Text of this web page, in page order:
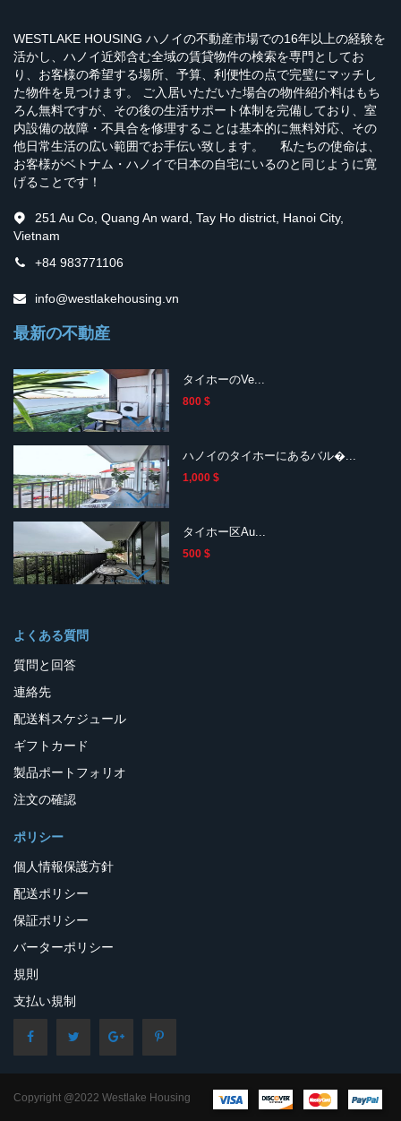
WESTLAKE HOUSING ハノイの不動産市場での16年以上の経験を
活かし、ハノイ近郊含む全域の賃貸物件の検索を専門としてお
り、お客様の希望する場所、予算、利便性の点で完璧にマッチし
た物件を見つけます。 ご入居いただいた場合の物件紹介料はもち
ろん無料ですが、その後の生活サポート体制を完備しており、室
内設備の故障・不具合を修理することは基本的に無料対応、その
他日常生活の広い範囲でお手伝い致します。 私たちの使命は、
お客様がベトナム・ハノイで日本の自宅にいるのと同じように寛
げることです！
251 Au Co, Quang An ward, Tay Ho district, Hanoi City,
Vietnam
+84 983771106
info@westlakehousing.vn
最新の不動産
タイホーのVe...
800 $
ハノイのタイホーにあるバル�...
1,000 $
タイホー区Au...
500 $
よくある質問
質問と回答
連絡先
配送料スケジュール
ギフトカード
製品ポートフォリオ
注文の確認
ポリシー
個人情報保護方針
配送ポリシー
保証ポリシー
バーターポリシー
規則
支払い規制
Copyright @2022 Westlake Housing